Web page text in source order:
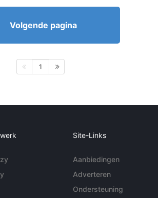
Volgende pagina
1
Site-Links
Aanbiedingen
Adverteren
Ondersteuning